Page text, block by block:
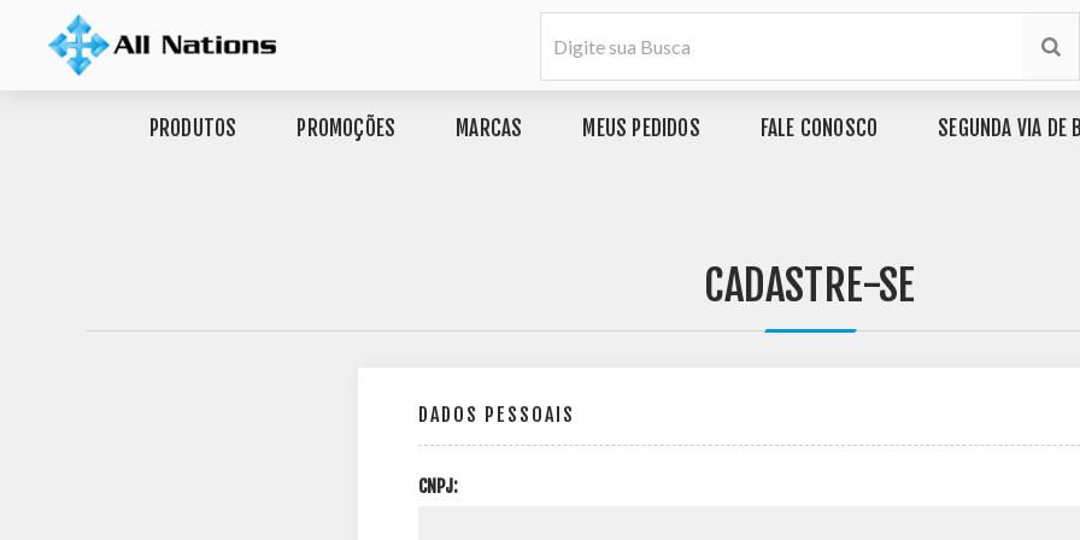
PRODUTOS PROMOÇÕES MARCAS MEUS PEDIDOS FALE CONOSCO SEGUNDA VIA DE
CADASTRE-SE
DADOS PESSOAIS
CNPJ: